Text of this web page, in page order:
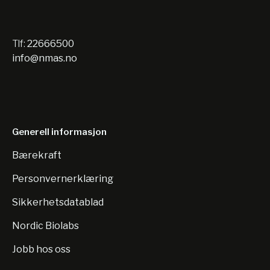
gelelektroforese-prosessen.
Tlf: 22666500
info@nmas.no
Generell informasjon
Bærekraft
Personvernerklæring
Sikkerhetsdatablad
Nordic Biolabs
Jobb hos oss